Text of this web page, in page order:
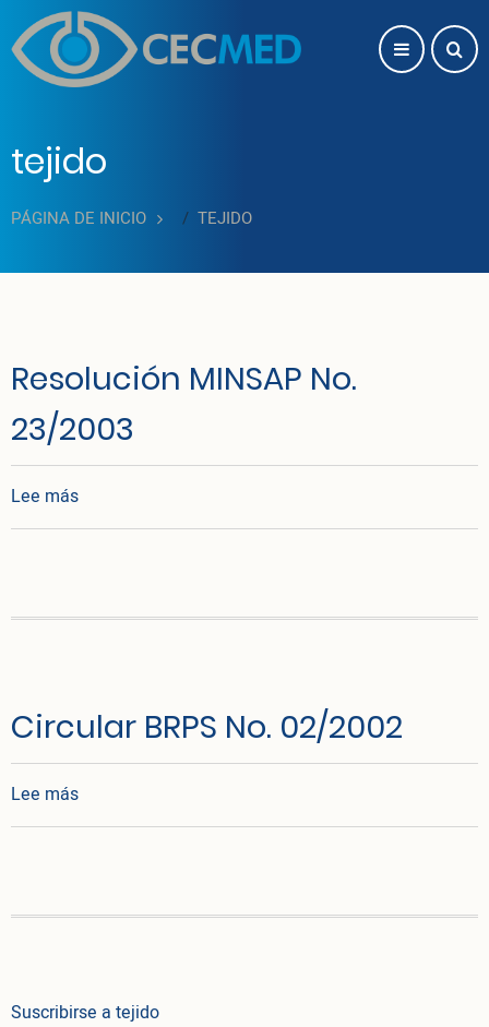
Pasar al contenido principal
tejido
PÁGINA DE INICIO TEJIDO
Resolución MINSAP No.
23/2003
Lee mássobre Resolución MINSAP No. 23/2003
Circular BRPS No. 02/2002
Lee mássobre Circular BRPS No. 02/2002
Suscribirse a tejido